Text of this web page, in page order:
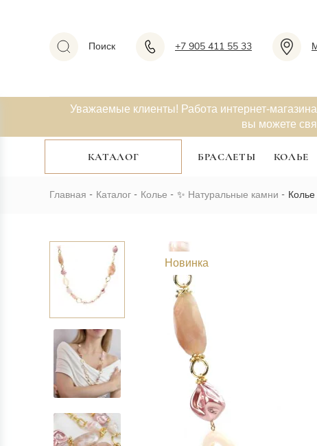
Поиск +7 905 411 55 33
Уважаемые клиенты! Работа интернет-
вы можете
КАТАЛОГ БРАСЛЕТЫ КОЛЬЕ
Главная Каталог Колье ✨ Натуральные камни
Новинка